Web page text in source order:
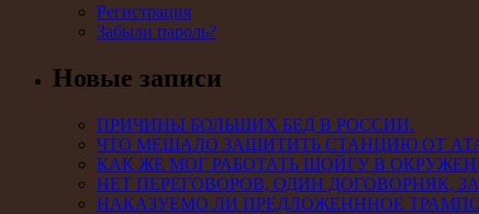
Регистрация
Забыли пароль?
Новые записи
ПРИЧИНЫ БОЛЬШИХ БЕД В РОССИИ.
ЧТО МЕШАЛО ЗАЩИТИТЬ СТАНЦИЮ ОТ
КАК ЖЕ МОГ РАБОТАТЬ ШОЙГУ В
НЕТ ПЕРЕГОВОРОВ, ОДИН ДОГОВОРНЯК,
НАКАЗУЕМО ЛИ ПРЕДЛОЖЕНННОЕ